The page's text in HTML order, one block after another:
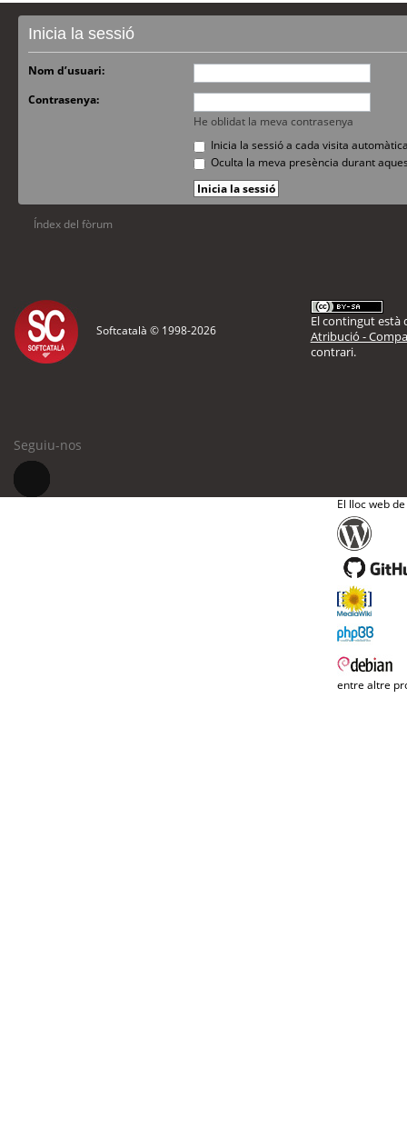
Inicia la sessió
Nom d’usuari:
Contrasenya:
He oblidat la meva contrasenya
Inicia la sessió a cada visita
Oculta la meva presència durant
Índex del fòrum
Softcatalà © 1998-2026
El contingut està
Atribució -
contrari.
Seguiu-nos
El lloc web
entre altre